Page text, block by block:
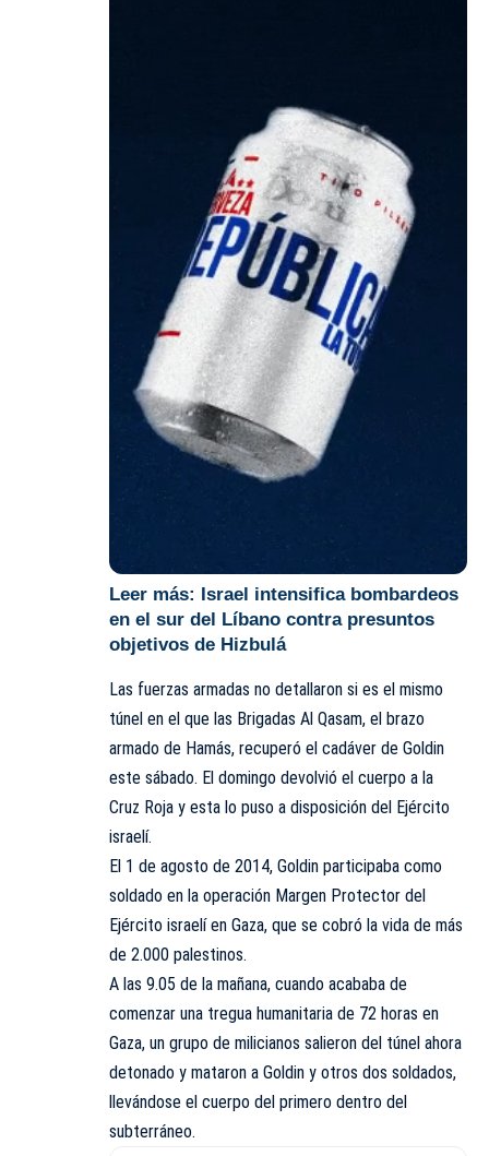
Leer más:
Israel intensifica bombardeos
en el sur del Líbano contra presuntos
objetivos de Hizbulá
Las fuerzas armadas no detallaron si es el mismo
túnel en el que las Brigadas Al Qasam, el brazo
armado de Hamás, recuperó el cadáver de Goldin
este sábado. El domingo devolvió el cuerpo a la
Cruz Roja y esta lo puso a disposición del Ejército
israelí.
El 1 de agosto de 2014, Goldin participaba como
soldado en la operación Margen Protector del
Ejército israelí en Gaza, que se cobró la vida de más
de 2.000 palestinos.
A las 9.05 de la mañana, cuando acababa de
comenzar una tregua humanitaria de 72 horas en
Gaza, un grupo de milicianos salieron del túnel ahora
detonado y mataron a Goldin y otros dos soldados,
llevándose el cuerpo del primero dentro del
subterráneo.